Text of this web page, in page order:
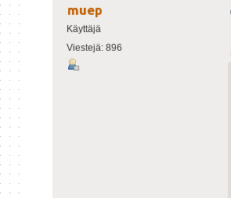
muep
Käyttäjä
Viestejä: 896